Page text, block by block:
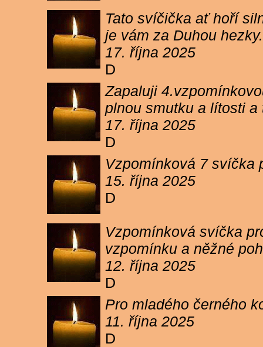
Tato svíčička ať hoří
je vám za Duhou
17. října 2025
D
Zapaluji
plnou smutku a lítosti
17. října 2025
D
Vzpomínková 7 svíčka
15. října 2025
D
Vzpomínková svíčka
vzpomínku a něžné
12. října 2025
D
Pro mladého černého
11. října 2025
D